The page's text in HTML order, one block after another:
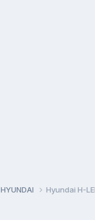
HYUNDAI Hyundai H-